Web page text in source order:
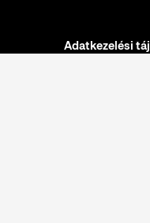
Adatkezelési